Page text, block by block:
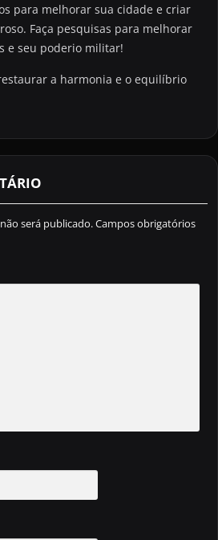
para melhorar sua cidade e criar
Faça pesquisas para melhorar
e seu poderio militar!
a harmonia e o equilíbrio
será publicado.Campos obrigatórios